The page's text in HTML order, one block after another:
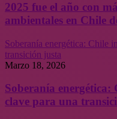
2025 fue el año con
ambientales en Chile
Soberanía energética: Chile
transición justa
Marzo 18, 2026
Soberanía
clave para una